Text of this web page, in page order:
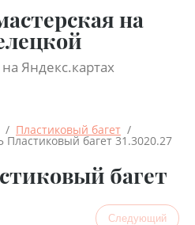
на
Яндекс.картах
  /
Пластиковый багет
  /
багет 31.3020.27
багет
Следующий